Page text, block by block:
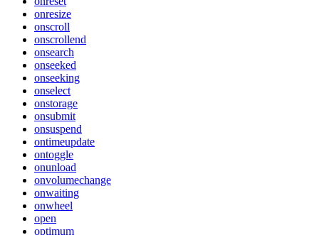
onresize
onscroll
onscrollend
onsearch
onseeked
onseeking
onselect
onstorage
onsubmit
onsuspend
ontimeupdate
ontoggle
onunload
onvolumechange
onwaiting
onwheel
open
optimum